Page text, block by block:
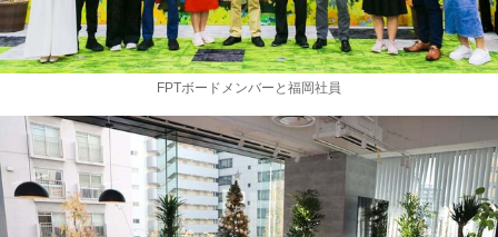
FPTボードメンバーと福岡社員